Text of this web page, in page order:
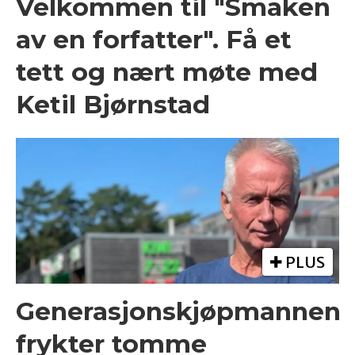
Velkommen til "Smaken
av en forfatter". Få et
tett og nært møte med
Ketil Bjørnstad
PLUS
Generasjonskjøpmannen
frykter tomme